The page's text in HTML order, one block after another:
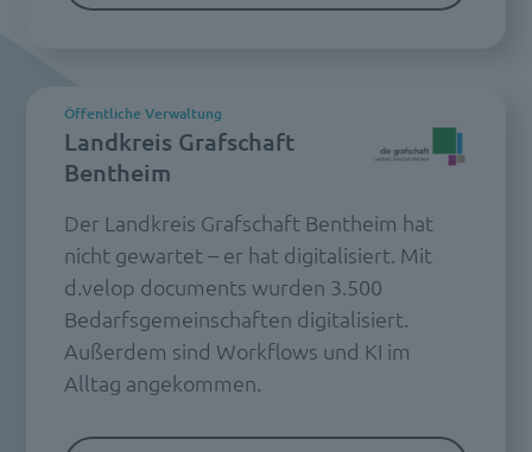
Landkreis Grafschaft
Bentheim
Öffentliche Verwaltung
Der Landkreis Grafschaft Bentheim hat
nicht gewartet – er hat digitalisiert. Mit
d.velop documents wurden 3.500
Bedarfsgemeinschaften digitalisiert.
Außerdem sind Workflows und KI im
Alltag angekommen.